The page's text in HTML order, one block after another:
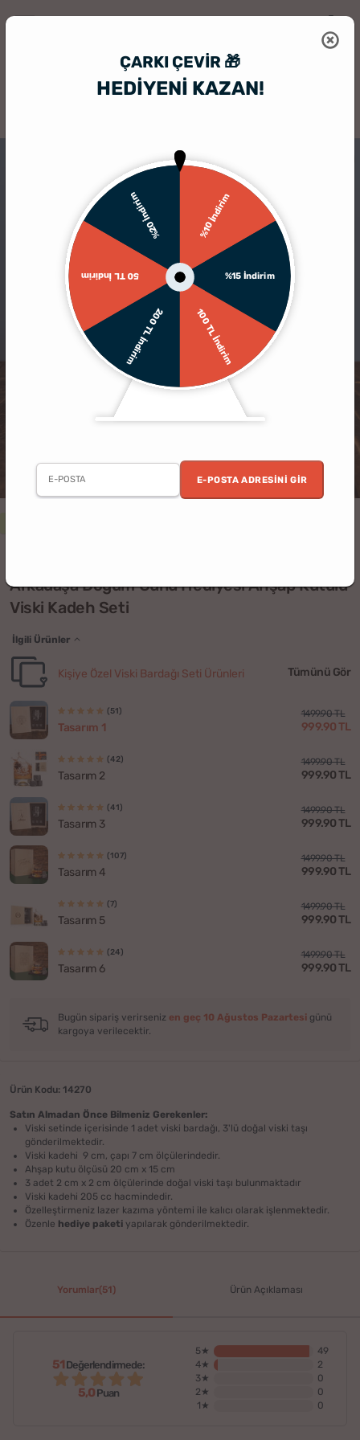
ÇARKI ÇEVIR 🎁
HEDİYENİ KAZAN!
%10 İndirim
%15 İndirim
100 TL İndirim
200 TL İndirim
50 TL İndirim
%20 İndirim
E-POSTA ADRESINI GIR
Arkadaşa Doğum Günü Hediyesi Ahşap Kutulu
Viski Kadeh Seti
İlgili Ürünler
Kişiye Özel Viski Bardağı Seti Ürünleri Tümünü Gör
(51)
Tasarım 1
1499.90 TL
999.90 TL
(42)
Tasarım 2
1499.90 TL
999.90 TL
(41)
Tasarım 3
1499.90 TL
999.90 TL
(107)
Tasarım 4
1499.90 TL
999.90 TL
(7)
Tasarım 5
1499.90 TL
999.90 TL
(24)
Tasarım 6
1499.90 TL
999.90 TL
Bugün sipariş verirseniz en geç 10 Ağustos Pazartesi günü
kargoya verilecektir.
Ürün Kodu: 14270
Satın Almadan Önce Bilmeniz Gerekenler:
Viski setinde içerisinde 1 adet viski bardağı, 3'lü doğal viski taşı
gönderilmektedir.
Viski kadehi 9 cm, çapı 7 cm ölçülerindedir.
Ahşap kutu ölçüsü 20 cm x 15 cm
3 adet 2 cm x 2 cm ölçülerinde doğal viski taşı bulunmaktadır
Viski kadehi 205 cc hacmindedir.
Özelleştirmeniz lazer kazıma yöntemi ile kalıcı olarak işlenmektedir.
Özenle hediye paketi yapılarak gönderilmektedir.
Yorumlar(51) Ürün Açıklaması
51 Değerlendirmede:
5,0Puan
5★
49
4★
2
3★
0
2★
0
1★
0